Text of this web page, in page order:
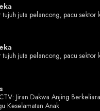
tujuh juta pelancong, pacu sektor
tujuh juta pelancong, pacu sektor
Jiran Dakwa Anjing
Keselamatan Anak